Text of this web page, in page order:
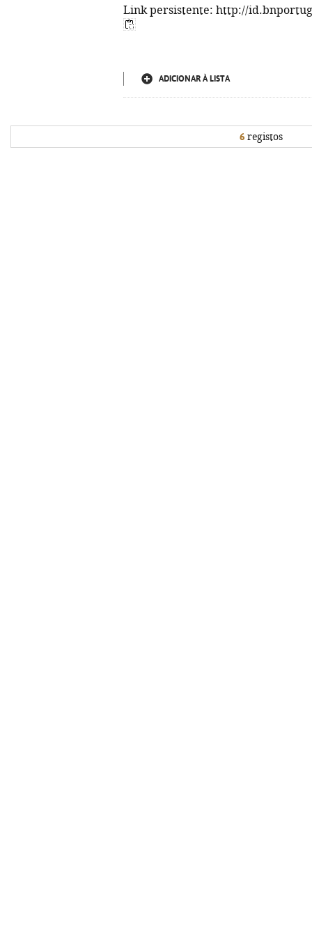
Link persistente: http://
ADICIONAR À LISTA
6 registos